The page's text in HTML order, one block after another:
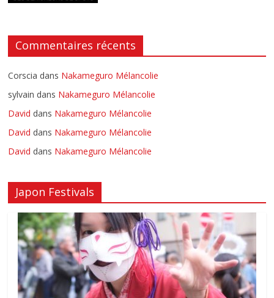
Commentaires récents
Corscia dans Nakameguro Mélancolie
sylvain dans Nakameguro Mélancolie
David dans Nakameguro Mélancolie
David dans Nakameguro Mélancolie
David dans Nakameguro Mélancolie
Japon Festivals